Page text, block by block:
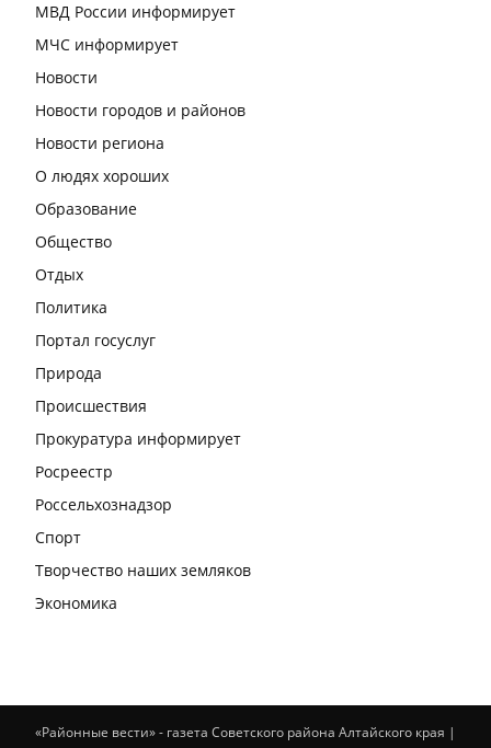
МВД России информирует
МЧС информирует
Новости
Новости городов и районов
Новости региона
О людях хороших
Образование
Общество
Отдых
Политика
Портал госуслуг
Природа
Происшествия
Прокуратура информирует
Росреестр
Россельхознадзор
Спорт
Творчество наших земляков
Экономика
«Районные вести» - газета Советского района Алтайского края |